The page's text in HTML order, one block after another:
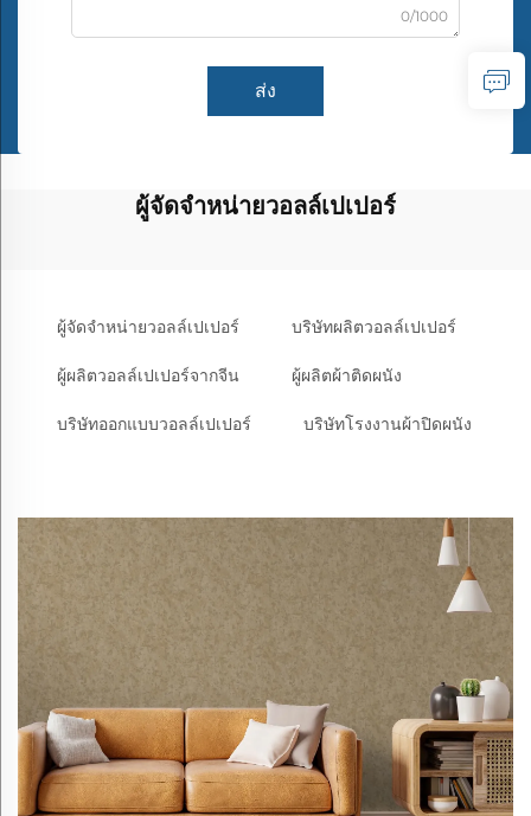
0/1000
ส่ง
ผู้จัดจำหน่ายวอลล์เปเปอร์
ผู้จัดจำหน่ายวอลล์เปเปอร์ บริษัทผลิตวอลล์เปเปอร์
ผู้ผลิตวอลล์เปเปอร์จากจีน ผู้ผลิตผ้าติดผนัง
บริษัทออกแบบวอลล์เปเปอร์ บริษัทโรงงานผ้าปิดผนัง